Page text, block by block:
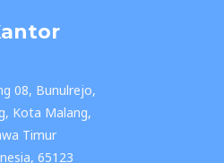
08, Bunulrejo,
Kota Malang,
Timur
65123